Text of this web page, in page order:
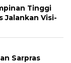
Tinggi
Jalankan Visi-
Sarpras